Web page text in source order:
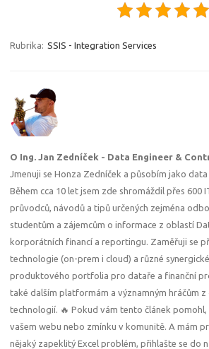
Rubrika: SSIS - Integration Services
O Ing. Jan Zedníček - Data Engineer &
Jmenuji se Honza Zedníček a působím jako
Během cca 10 let jsem zde shromáždil přes 600
průvodců, návodů a tipů určených zejména
studentům a zájemcům o informace z oblastí
korporátních financí a reportingu. Zaměřuji se
technologie (on-prem i cloud) a různé
produktového portfolia pro dataře a finanční
také dalším platformám a významným hráčům
technologií. 🔥 Pokud vám tento článek pomohl,
vašem webu nebo zmínku v komunitě. A mám
nějaký zapeklitý Excel problém, přihlašte se do